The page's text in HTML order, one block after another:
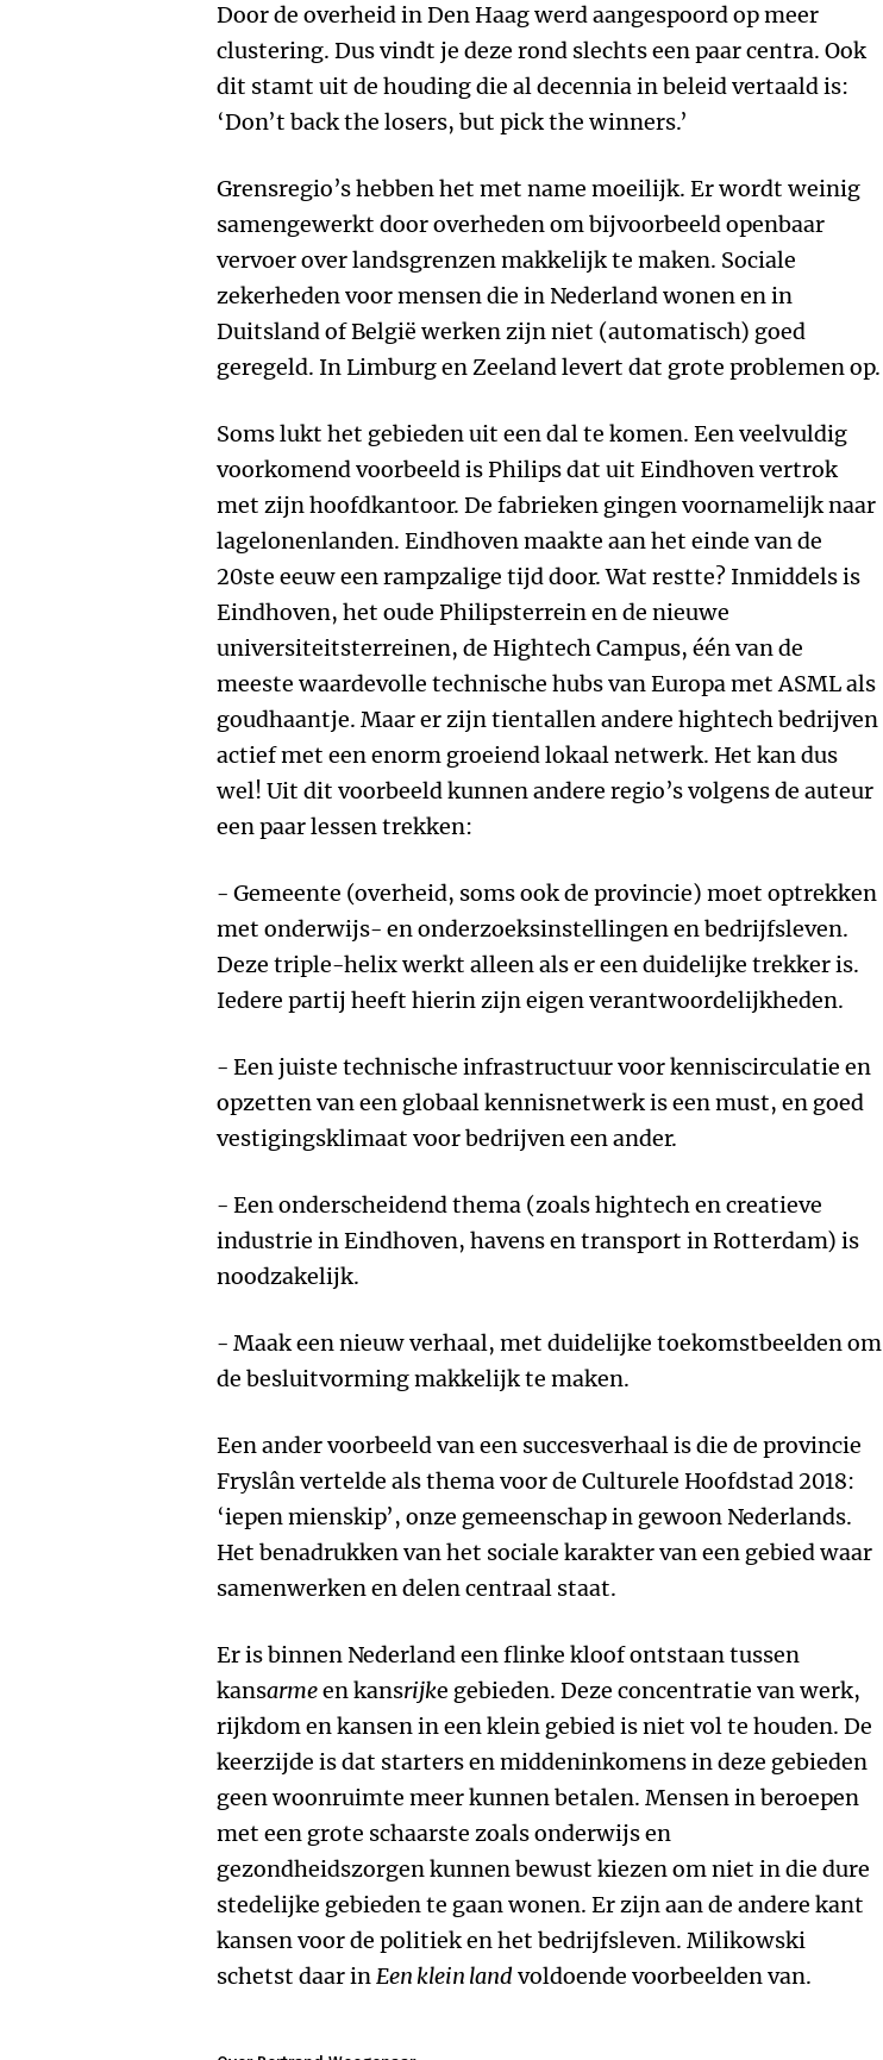
Door de overheid in Den Haag werd aangespoord op meer
clustering. Dus vindt je deze rond slechts een paar centra. Ook
dit stamt uit de houding die al decennia in beleid vertaald is:
‘Don’t back the losers, but pick the winners.’
Grensregio’s hebben het met name moeilijk. Er wordt weinig
samengewerkt door overheden om bijvoorbeeld openbaar
vervoer over landsgrenzen makkelijk te maken. Sociale
zekerheden voor mensen die in Nederland wonen en in
Duitsland of België werken zijn niet (automatisch) goed
geregeld. In Limburg en Zeeland levert dat grote problemen op.
Soms lukt het gebieden uit een dal te komen. Een veelvuldig
voorkomend voorbeeld is Philips dat uit Eindhoven vertrok
met zijn hoofdkantoor. De fabrieken gingen voornamelijk naar
lagelonenlanden. Eindhoven maakte aan het einde van de
20ste eeuw een rampzalige tijd door. Wat restte? Inmiddels is
Eindhoven, het oude Philipsterrein en de nieuwe
universiteitsterreinen, de Hightech Campus, één van de
meeste waardevolle technische hubs van Europa met ASML als
goudhaantje. Maar er zijn tientallen andere hightech bedrijven
actief met een enorm groeiend lokaal netwerk. Het kan dus
wel! Uit dit voorbeeld kunnen andere regio’s volgens de auteur
een paar lessen trekken:
- Gemeente (overheid, soms ook de provincie) moet optrekken
met onderwijs- en onderzoeksinstellingen en bedrijfsleven.
Deze triple-helix werkt alleen als er een duidelijke trekker is.
Iedere partij heeft hierin zijn eigen verantwoordelijkheden.
- Een juiste technische infrastructuur voor kenniscirculatie en
opzetten van een globaal kennisnetwerk is een must, en goed
vestigingsklimaat voor bedrijven een ander.
- Een onderscheidend thema (zoals hightech en creatieve
industrie in Eindhoven, havens en transport in Rotterdam) is
noodzakelijk.
- Maak een nieuw verhaal, met duidelijke toekomstbeelden om
de besluitvorming makkelijk te maken.
Een ander voorbeeld van een succesverhaal is die de provincie
Fryslân vertelde als thema voor de Culturele Hoofdstad 2018:
‘iepen mienskip’, onze gemeenschap in gewoon Nederlands.
Het benadrukken van het sociale karakter van een gebied waar
samenwerken en delen centraal staat.
Er is binnen Nederland een flinke kloof ontstaan tussen
kansarmeen kansrijke gebieden. Deze concentratie van werk,
rijkdom en kansen in een klein gebied is niet vol te houden. De
keerzijde is dat starters en middeninkomens in deze gebieden
geen woonruimte meer kunnen betalen. Mensen in beroepen
met een grote schaarste zoals onderwijs en
gezondheidszorgen kunnen bewust kiezen om niet in die dure
stedelijke gebieden te gaan wonen. Er zijn aan de andere kant
kansen voor de politiek en het bedrijfsleven. Milikowski
schetst daar inEen klein landvoldoende voorbeelden van.